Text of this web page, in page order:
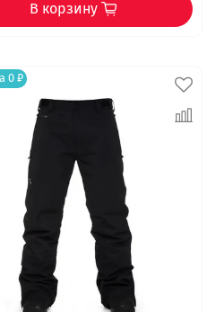
В корзину
0 ₽